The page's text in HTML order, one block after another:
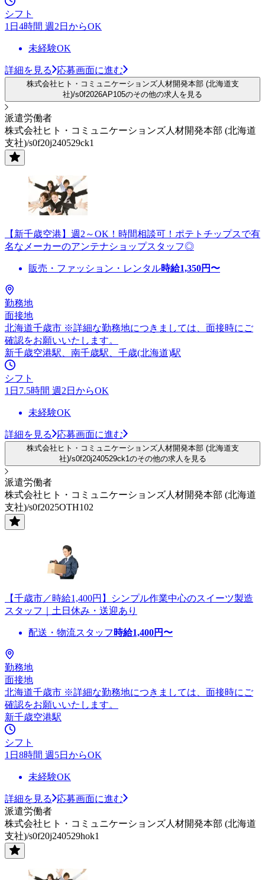
シフト
1日4時間 週2日からOK
未経験OK
詳細を見る 応募画面に進む
株式会社ヒト・コミュニケーションズ人材開発本部 (北海道支
社)/s0f2026AP105のその他の求人を見る
派遣労働者
株式会社ヒト・コミュニケーションズ人材開発本部 (北海道
支社)/s0f20j240529ck1
【新千歳空港】週2～OK！時間相談可！ポテトチップスで有
名なメーカーのアンテナショップスタッフ◎
販売・ファッション・レンタル時給1,350円〜
勤務地
面接地
北海道千歳市 ※詳細な勤務地につきましては、面接時にご
確認をお願いいたします。
新千歳空港駅、南千歳駅、千歳(北海道)駅
シフト
1日7.5時間 週2日からOK
未経験OK
詳細を見る 応募画面に進む
株式会社ヒト・コミュニケーションズ人材開発本部 (北海道支
社)/s0f20j240529ck1のその他の求人を見る
派遣労働者
株式会社ヒト・コミュニケーションズ人材開発本部 (北海道
支社)/s0f2025OTH102
【千歳市／時給1,400円】シンプル作業中心のスイーツ製造
スタッフ｜土日休み・送迎あり
配送・物流スタッフ 時給1,400円〜
勤務地
面接地
北海道千歳市 ※詳細な勤務地につきましては、面接時にご
確認をお願いいたします。
新千歳空港駅
シフト
1日8時間 週5日からOK
未経験OK
詳細を見る
応募画面に進む
派遣労働者
株式会社ヒト・コミュニケーションズ人材開発本部 (北海道
支社)/s0f20j240529hok1